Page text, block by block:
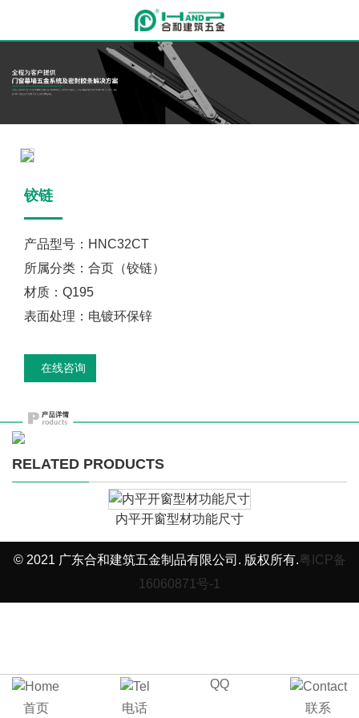
铰链
产品型号：HNC32CT
所属分类：合页（铰链）
材质：Q195
表面处理：电镀环保锌
在线咨询
RELATED PRODUCTS
内平开窗型材功能尺寸
© 2021 广东合和建筑五金制品有限公司. 版权所有.粤ICP备
16060871号-1
首页 电话
QQ
联系